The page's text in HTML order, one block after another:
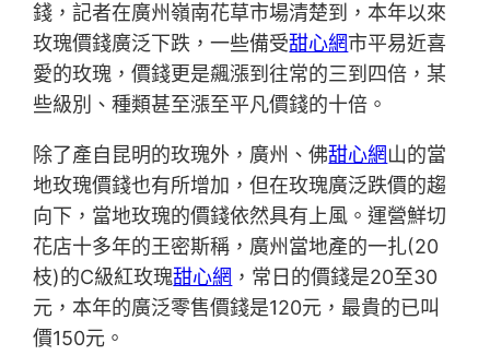
錢，記者在廣州嶺南花草市場清楚到，本年以來
玫瑰價錢廣泛下跌，一些備受甜心網市平易近喜
愛的玫瑰，價錢更是飆漲到往常的三到四倍，某
些級別、種類甚至漲至平凡價錢的十倍。
除了產自昆明的玫瑰外，廣州、佛甜心網山的當
地玫瑰價錢也有所增加，但在玫瑰廣泛跌價的趨
向下，當地玫瑰的價錢依然具有上風。運營鮮切
花店十多年的王密斯稱，廣州當地產的一扎(20
枝)的C級紅玫瑰甜心網 ，常日的價錢是20至30
元，本年的廣泛零售價錢是120元，最貴的已叫
價150元。